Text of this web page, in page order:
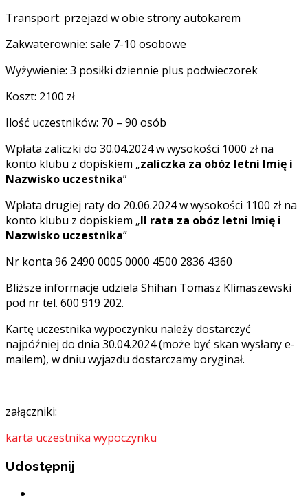
Transport: przejazd w obie strony autokarem
Zakwaterownie: sale 7-10 osobowe
Wyżywienie: 3 posiłki dziennie plus podwieczorek
Koszt: 2100 zł
Ilość uczestników: 70 – 90 osób
Wpłata zaliczki do 30.04.2024 w wysokości 1000 zł na
konto klubu z dopiskiem „zaliczka za obóz letni Imię i
Nazwisko uczestnika”
Wpłata drugiej raty do 20.06.2024 w wysokości 1100 zł na
konto klubu z dopiskiem „II rata za obóz letni Imię i
Nazwisko uczestnika”
Nr konta 96 2490 0005 0000 4500 2836 4360
Bliższe informacje udziela Shihan Tomasz Klimaszewski
pod nr tel. 600 919 202.
Kartę uczestnika wypoczynku należy dostarczyć
najpóźniej do dnia 30.04.2024 (może być skan wysłany e-
mailem), w dniu wyjazdu dostarczamy oryginał.
załączniki:
karta uczestnika wypoczynku
Udostępnij